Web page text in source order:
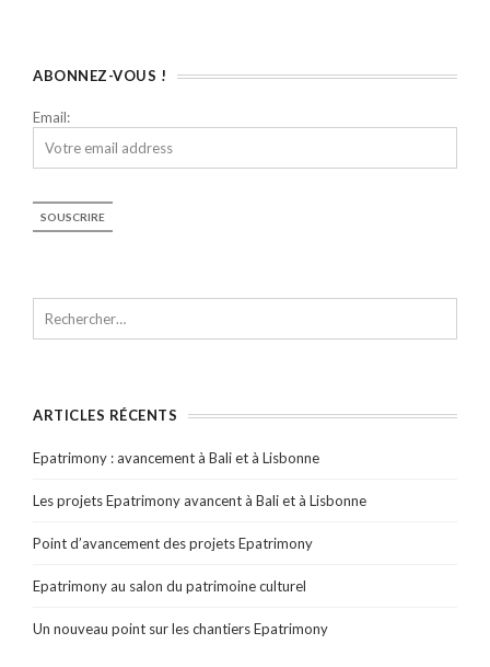
ABONNEZ-VOUS !
Email:
ARTICLES RÉCENTS
Epatrimony : avancement à Bali et à Lisbonne
Les projets Epatrimony avancent à Bali et à Lisbonne
Point d’avancement des projets Epatrimony
Epatrimony au salon du patrimoine culturel
Un nouveau point sur les chantiers Epatrimony